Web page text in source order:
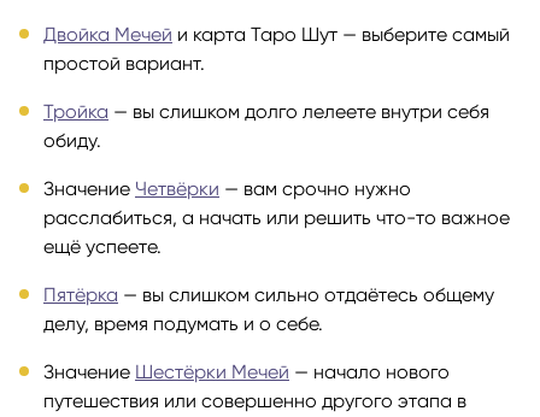
Двойка Мечей и карта Таро Шут — выберите самый
простой вариант.
Тройка — вы слишком долго лелеете внутри себя
обиду.
Значение Четвёрки — вам срочно нужно
расслабиться, а начать или решить что-то важное
ещё успеете.
Пятёрка — вы слишком сильно отдаётесь общему
делу, время подумать и о себе.
Значение Шестёрки Мечей — начало нового
путешествия или совершенно другого этапа в